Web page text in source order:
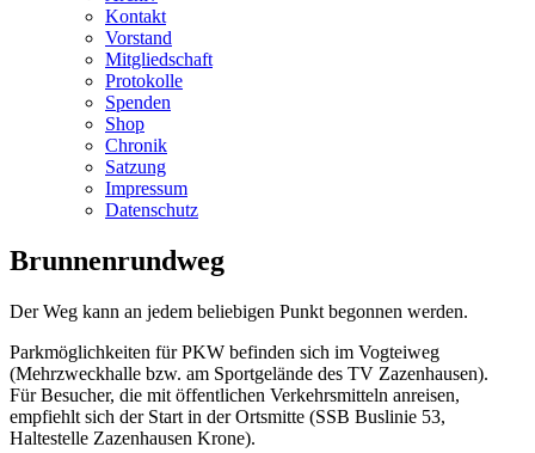
Kontakt
Vorstand
Mitgliedschaft
Protokolle
Spenden
Shop
Chronik
Satzung
Impressum
Datenschutz
Brunnenrundweg
Der Weg kann an jedem beliebigen Punkt begonnen werden.
Parkmöglichkeiten für PKW befinden sich im Vogteiweg
(Mehrzweckhalle bzw. am Sportgelände des TV Zazenhausen).
Für Besucher, die mit öffentlichen Verkehrsmitteln anreisen,
empfiehlt sich der Start in der Ortsmitte (SSB Buslinie 53,
Haltestelle Zazenhausen Krone).